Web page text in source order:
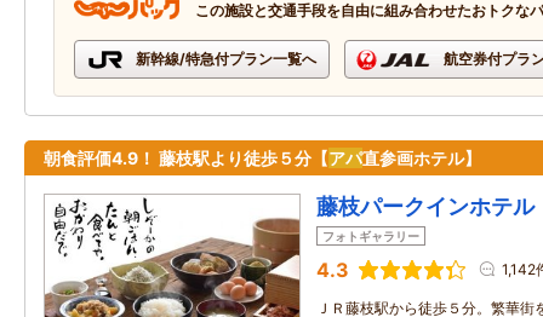
この施設と交通手段を自由に組み合わせたおトクな
新幹線/特急付プラン一覧へ 航空券付プラ
朝食評価4.9！ 藤枝駅より徒歩５分【アパ直参画ホテル】
藤枝パークインホテル
フォトギャラリー
4.3 1,142
ＪＲ藤枝駅から徒歩５分。繁華街